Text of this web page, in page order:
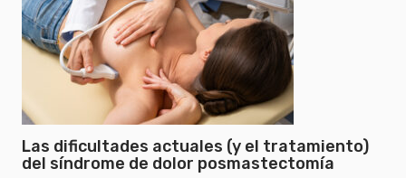
Las dificultades actuales (y el tratamiento)
del síndrome de dolor posmastectomía